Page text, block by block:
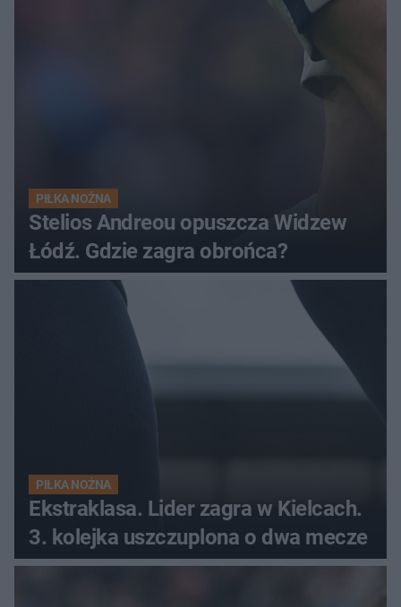
PIŁKA NOŻNA
Stelios Andreou opuszcza Widzew
Łódź. Gdzie zagra obrońca?
PIŁKA NOŻNA
Ekstraklasa. Lider zagra w Kielcach.
3. kolejka uszczuplona o dwa mecze